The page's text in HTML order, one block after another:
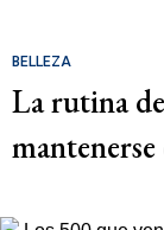
BELLEZA
La rutina